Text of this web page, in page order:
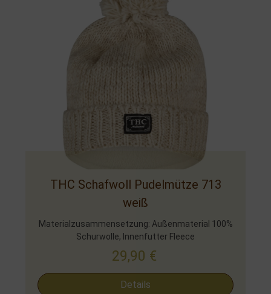
THC Schafwoll Pudelmütze 713
weiß
Materialzusammensetzung: Außenmaterial 100%
Schurwolle, Innenfutter Fleece
29,90 €
Details